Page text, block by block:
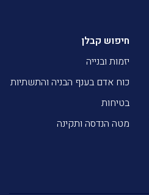
חיפוש קבלן
יזמות ובנייה
כוח אדם בענף הבניה והתשתיות
בטיחות
מטה הנדסה ותקינה